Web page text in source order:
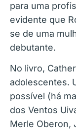
para uma
evidente que
se de uma
debutante.
No livro,
adolescentes.
possível (há
dos Ventos
Merle Oberon,